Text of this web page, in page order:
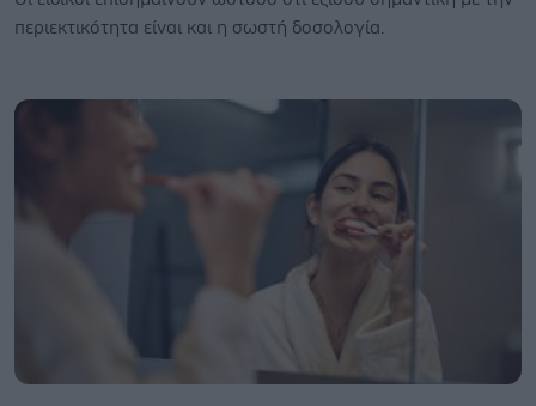
περιεκτικότητα είναι και η σωστή δοσολογία.